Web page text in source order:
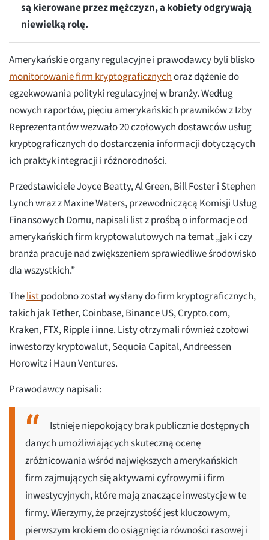
są kierowane przez mężczyzn, a kobiety odgrywają
niewielką rolę.
Amerykańskie organy regulacyjne i prawodawcy byli blisko
monitorowanie firm kryptograficznychoraz dążenie do
egzekwowania polityki regulacyjnej w branży. Według
nowych raportów, pięciu amerykańskich prawników z Izby
Reprezentantów wezwało 20 czołowych dostawców usług
kryptograficznych do dostarczenia informacji dotyczących
ich praktyk integracji i różnorodności.
Przedstawiciele Joyce Beatty, Al Green, Bill Foster i Stephen
Lynch wraz z Maxine Waters, przewodniczącą Komisji Usług
Finansowych Domu, napisali list z prośbą o informacje od
amerykańskich firm kryptowalutowych na temat „jak i czy
branża pracuje nad zwiększeniem sprawiedliwe środowisko
dla wszystkich.”
Thelistpodobno został wysłany do firm kryptograficznych,
takich jak Tether, Coinbase, Binance US, Crypto.com,
Kraken, FTX, Ripple i inne. Listy otrzymali również czołowi
inwestorzy kryptowalut, Sequoia Capital, Andreessen
Horowitz i Haun Ventures.
Prawodawcy napisali:
Istnieje niepokojący brak publicznie dostępnych
danych umożliwiających skuteczną ocenę
zróżnicowania wśród największych amerykańskich
firm zajmujących się aktywami cyfrowymi i firm
inwestycyjnych, które mają znaczące inwestycje w te
firmy. Wierzymy, że przejrzystość jest kluczowym,
pierwszym krokiem do osiągnięcia równości rasowej i